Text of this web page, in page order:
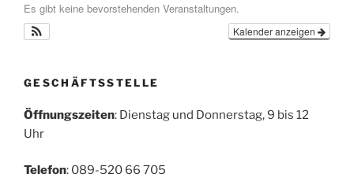
Es gibt keine bevorstehenden Veranstaltungen.
Kalender anzeigen
GESCHÄFTSSTELLE
Öffnungszeiten: Dienstag und Donnerstag, 9 bis 12
Uhr
Telefon: 089-520 66 705